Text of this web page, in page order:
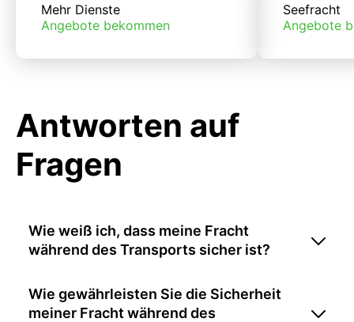
Mehr Dienste
Angebote bekommen
Seefracht
Angebote
Antworten auf
Fragen
Wie weiß ich, dass meine Fracht
während des Transports sicher ist?
Wie gewährleisten Sie die Sicherheit
meiner Fracht während des